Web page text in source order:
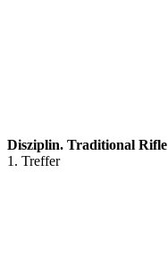
Disziplin. Traditional Rifle
1. Treffer